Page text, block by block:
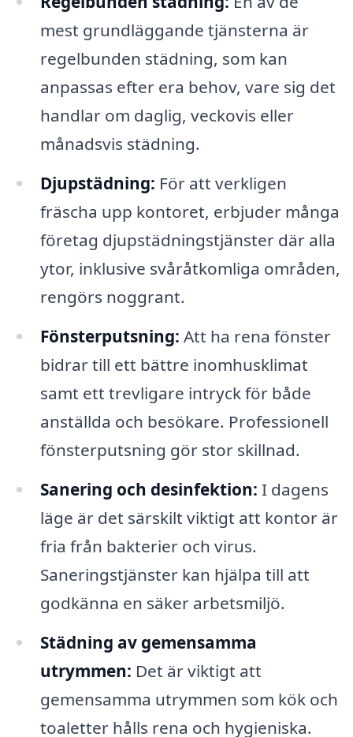
mest grundläggande tjänsterna är
regelbunden städning, som kan
anpassas efter era behov, vare sig det
handlar om daglig, veckovis eller
månadsvis städning.
Djupstädning: För att verkligen
fräscha upp kontoret, erbjuder många
företag djupstädningstjänster där alla
ytor, inklusive svåråtkomliga områden,
rengörs noggrant.
Fönsterputsning: Att ha rena fönster
bidrar till ett bättre inomhusklimat
samt ett trevligare intryck för både
anställda och besökare. Professionell
fönsterputsning gör stor skillnad.
Sanering och desinfektion: I dagens
läge är det särskilt viktigt att kontor är
fria från bakterier och virus.
Saneringstjänster kan hjälpa till att
godkänna en säker arbetsmiljö.
Städning av gemensamma
utrymmen: Det är viktigt att
gemensamma utrymmen som kök och
toaletter hålls rena och hygieniska.